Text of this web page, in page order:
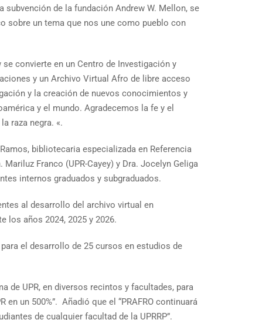
de la fundación Andrew W. Mellon, se
sobre un tema que nos une como pueblo con
convierte en un Centro de Investigación y
y un Archivo Virtual Afro de libre acceso
y la creación de nuevos conocimientos y
y el mundo. Agradecemos la fe y el
raza negra. «.
bibliotecaria especializada en Referencia
Franco (UPR-Cayey) y Dra. Jocelyn Geliga
internos graduados y subgraduados.
al desarrollo del archivo virtual en
los años 2024, 2025 y 2026.
el desarrollo de 25 cursos en estudios de
de UPR, en diversos recintos y facultades, para
un 500%”. Añadió que el “PRAFRO continuará
de cualquier facultad de la UPRRP”.